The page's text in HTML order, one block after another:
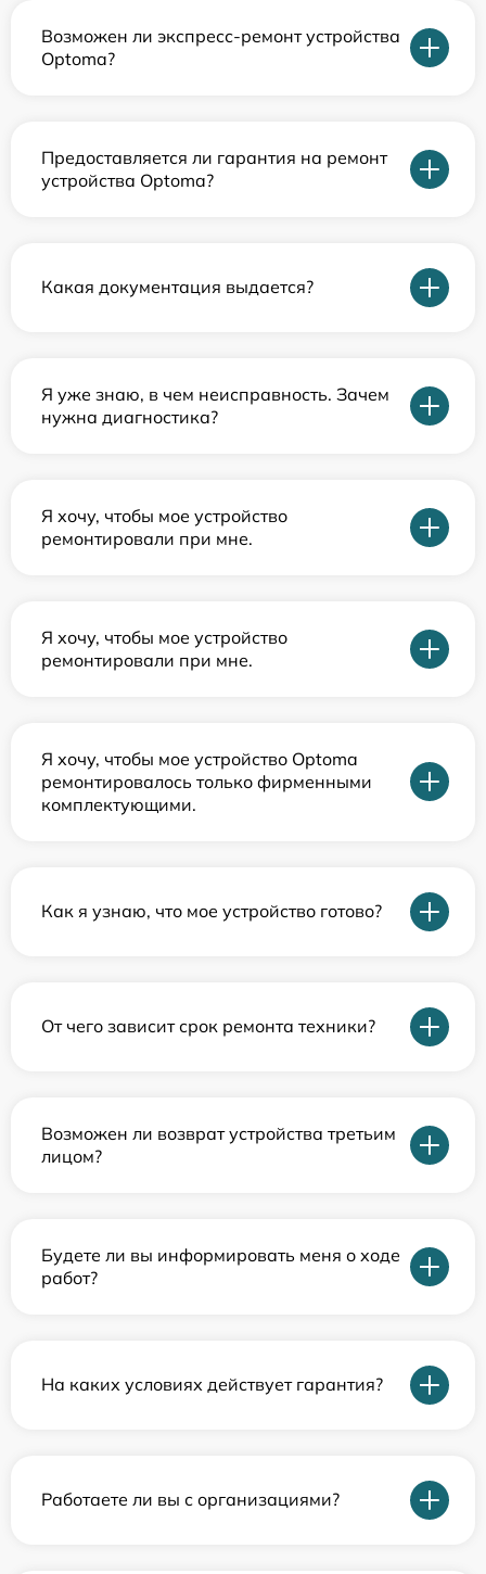
Возможен ли экспресс-ремонт устройства
Optoma?
Предоставляется ли гарантия на ремонт
устройства Optoma?
Какая документация выдается?
Я уже знаю, в чем неисправность. Зачем
нужна диагностика?
Я хочу, чтобы мое устройство
ремонтировали при мне.
Я хочу, чтобы мое устройство
ремонтировали при мне.
Я хочу, чтобы мое устройство Optoma
ремонтировалось только фирменными
комплектующими.
Как я узнаю, что мое устройство готово?
От чего зависит срок ремонта техники?
Возможен ли возврат устройства третьим
лицом?
Будете ли вы информировать меня о ходе
работ?
На каких условиях действует гарантия?
Работаете ли вы с организациями?